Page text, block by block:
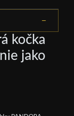
kočka
jako